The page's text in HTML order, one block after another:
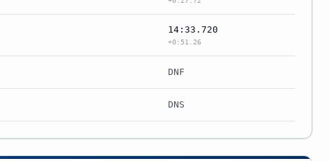
14:33.720
+0:51.26
DNF
DNS